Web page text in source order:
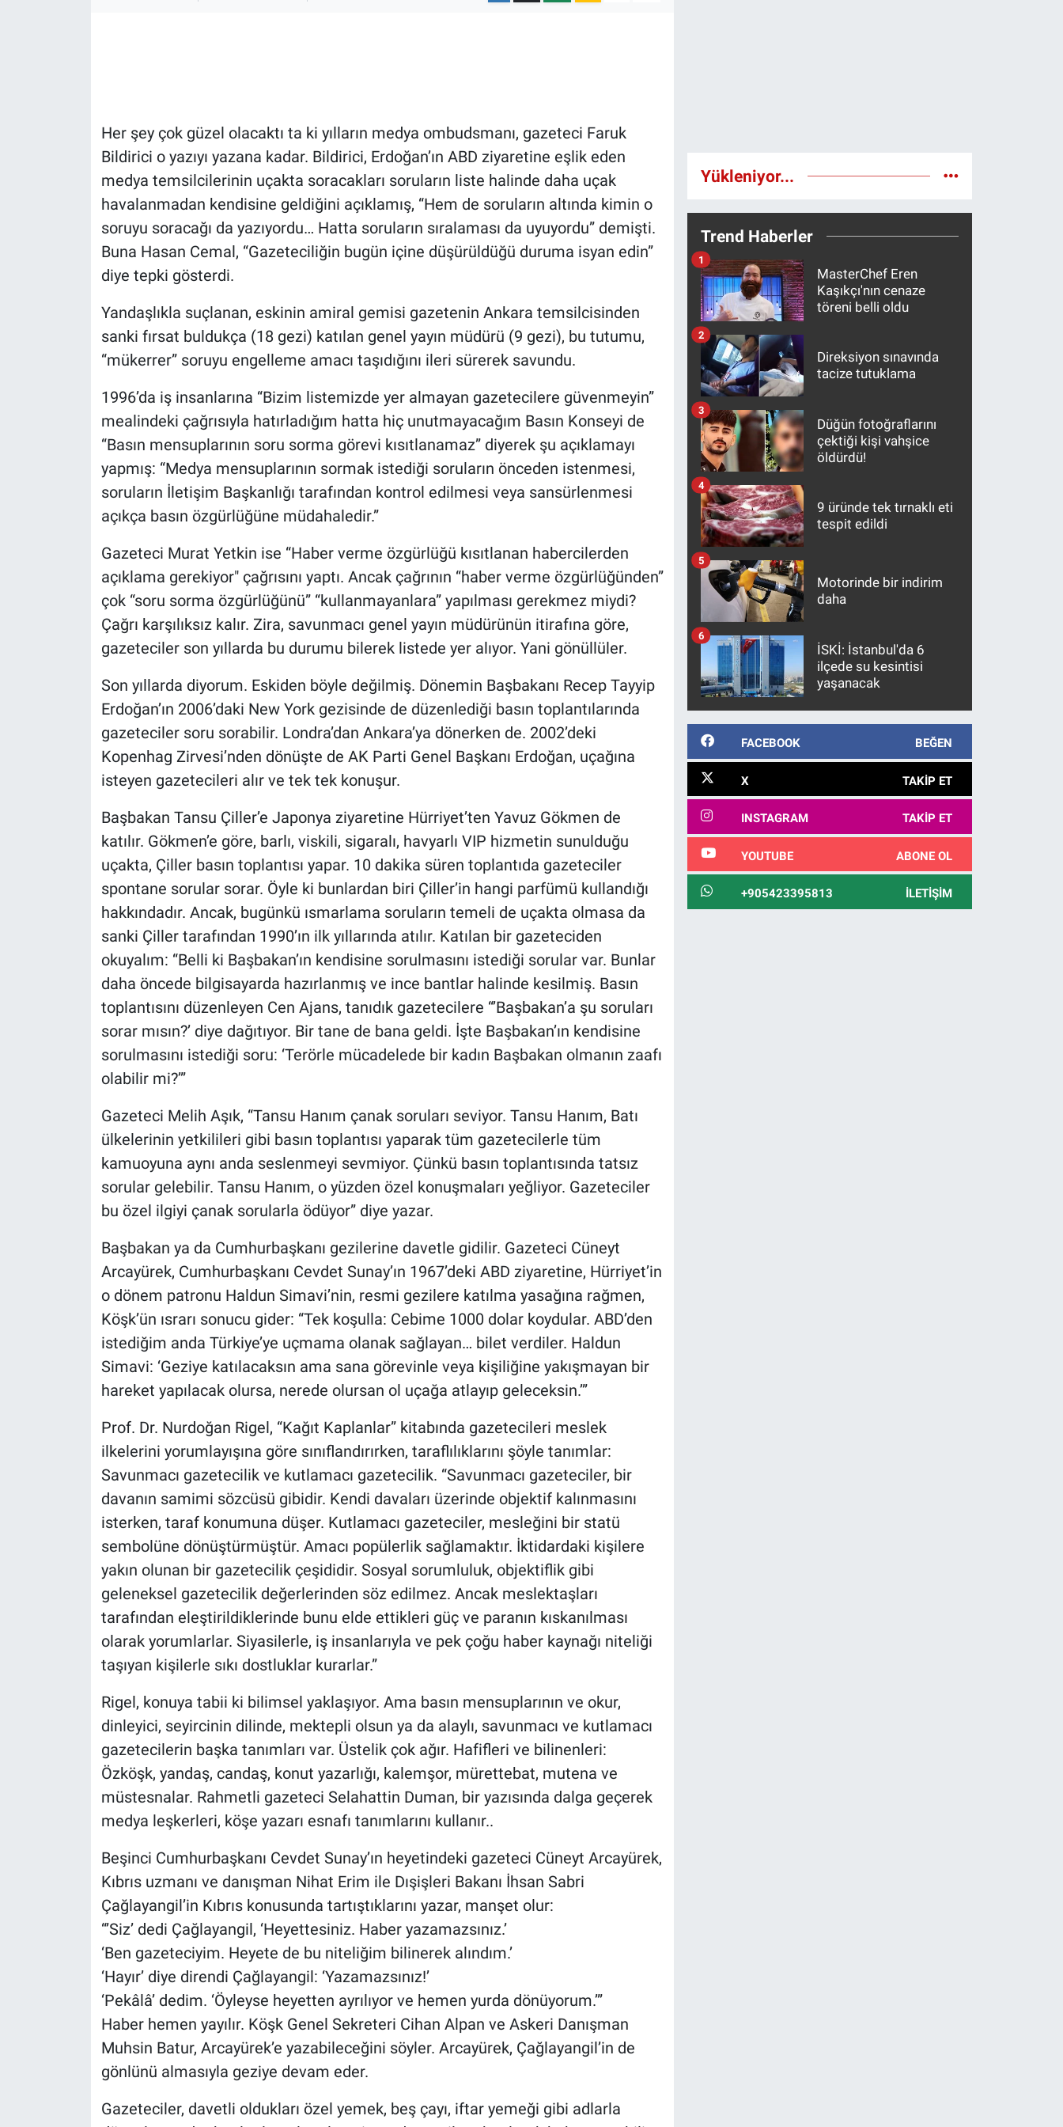
Her şey çok güzel olacaktı ta ki yılların medya ombudsmanı, gazeteci Faruk
Bildirici o yazıyı yazana kadar. Bildirici, Erdoğan’ın ABD ziyaretine eşlik eden
medya temsilcilerinin uçakta soracakları soruların liste halinde daha uçak
havalanmadan kendisine geldiğini açıklamış, “Hem de soruların altında kimin o
soruyu soracağı da yazıyordu… Hatta soruların sıralaması da uyuyordu” demişti.
Buna Hasan Cemal, “Gazeteciliğin bugün içine düşürüldüğü duruma isyan edin”
diye tepki gösterdi.
Yandaşlıkla suçlanan, eskinin amiral gemisi gazetenin Ankara temsilcisinden
sanki fırsat buldukça (18 gezi) katılan genel yayın müdürü (9 gezi), bu tutumu,
“mükerrer” soruyu engelleme amacı taşıdığını ileri sürerek savundu.
1996’da iş insanlarına “Bizim listemizde yer almayan gazetecilere güvenmeyin”
mealindeki çağrısıyla hatırladığım hatta hiç unutmayacağım Basın Konseyi de
“Basın mensuplarının soru sorma görevi kısıtlanamaz” diyerek şu açıklamayı
yapmış: “Medya mensuplarının sormak istediği soruların önceden istenmesi,
soruların İletişim Başkanlığı tarafından kontrol edilmesi veya sansürlenmesi
açıkça basın özgürlüğüne müdahaledir.”
Gazeteci Murat Yetkin ise “Haber verme özgürlüğü kısıtlanan habercilerden
açıklama gerekiyor" çağrısını yaptı. Ancak çağrının “haber verme özgürlüğünden”
çok “soru sorma özgürlüğünü” “kullanmayanlara” yapılması gerekmez miydi?
Çağrı karşılıksız kalır. Zira, savunmacı genel yayın müdürünün itirafına göre,
gazeteciler son yıllarda bu durumu bilerek listede yer alıyor. Yani gönüllüler.
Son yıllarda diyorum. Eskiden böyle değilmiş. Dönemin Başbakanı Recep Tayyip
Erdoğan’ın 2006’daki New York gezisinde de düzenlediği basın toplantılarında
gazeteciler soru sorabilir. Londra’dan Ankara’ya dönerken de. 2002’deki
Kopenhag Zirvesi’nden dönüşte de AK Parti Genel Başkanı Erdoğan, uçağına
isteyen gazetecileri alır ve tek tek konuşur.
Başbakan Tansu Çiller’e Japonya ziyaretine Hürriyet’ten Yavuz Gökmen de
katılır. Gökmen’e göre, barlı, viskili, sigaralı, havyarlı VIP hizmetin sunulduğu
uçakta, Çiller basın toplantısı yapar. 10 dakika süren toplantıda gazeteciler
spontane sorular sorar. Öyle ki bunlardan biri Çiller’in hangi parfümü kullandığı
hakkındadır. Ancak, bugünkü ısmarlama soruların temeli de uçakta olmasa da
sanki Çiller tarafından 1990’ın ilk yıllarında atılır. Katılan bir gazeteciden
okuyalım: “Belli ki Başbakan’ın kendisine sorulmasını istediği sorular var. Bunlar
daha öncede bilgisayarda hazırlanmış ve ince bantlar halinde kesilmiş. Basın
toplantısını düzenleyen Cen Ajans, tanıdık gazetecilere “’Başbakan’a şu soruları
sorar mısın?’ diye dağıtıyor. Bir tane de bana geldi. İşte Başbakan’ın kendisine
sorulmasını istediği soru: ‘Terörle mücadelede bir kadın Başbakan olmanın zaafı
olabilir mi?’”
Gazeteci Melih Aşık, “Tansu Hanım çanak soruları seviyor. Tansu Hanım, Batı
ülkelerinin yetkilileri gibi basın toplantısı yaparak tüm gazetecilerle tüm
kamuoyuna aynı anda seslenmeyi sevmiyor. Çünkü basın toplantısında tatsız
sorular gelebilir. Tansu Hanım, o yüzden özel konuşmaları yeğliyor. Gazeteciler
bu özel ilgiyi çanak sorularla ödüyor” diye yazar.
Başbakan ya da Cumhurbaşkanı gezilerine davetle gidilir. Gazeteci Cüneyt
Arcayürek, Cumhurbaşkanı Cevdet Sunay’ın 1967’deki ABD ziyaretine, Hürriyet’in
o dönem patronu Haldun Simavi’nin, resmi gezilere katılma yasağına rağmen,
Köşk’ün ısrarı sonucu gider: “Tek koşulla: Cebime 1000 dolar koydular. ABD’den
istediğim anda Türkiye’ye uçmama olanak sağlayan… bilet verdiler. Haldun
Simavi: ‘Geziye katılacaksın ama sana görevinle veya kişiliğine yakışmayan bir
hareket yapılacak olursa, nerede olursan ol uçağa atlayıp geleceksin.’”
Prof. Dr. Nurdoğan Rigel, “Kağıt Kaplanlar” kitabında gazetecileri meslek
ilkelerini yorumlayışına göre sınıflandırırken, taraflılıklarını şöyle tanımlar:
Savunmacı gazetecilik ve kutlamacı gazetecilik. “Savunmacı gazeteciler, bir
davanın samimi sözcüsü gibidir. Kendi davaları üzerinde objektif kalınmasını
isterken, taraf konumuna düşer. Kutlamacı gazeteciler, mesleğini bir statü
sembolüne dönüştürmüştür. Amacı popülerlik sağlamaktır. İktidardaki kişilere
yakın olunan bir gazetecilik çeşididir. Sosyal sorumluluk, objektiflik gibi
geleneksel gazetecilik değerlerinden söz edilmez. Ancak meslektaşları
tarafından eleştirildiklerinde bunu elde ettikleri güç ve paranın kıskanılması
olarak yorumlarlar. Siyasilerle, iş insanlarıyla ve pek çoğu haber kaynağı niteliği
taşıyan kişilerle sıkı dostluklar kurarlar.”
Rigel, konuya tabii ki bilimsel yaklaşıyor. Ama basın mensuplarının ve okur,
dinleyici, seyircinin dilinde, mektepli olsun ya da alaylı, savunmacı ve kutlamacı
gazetecilerin başka tanımları var. Üstelik çok ağır. Hafifleri ve bilinenleri:
Özköşk, yandaş, candaş, konut yazarlığı, kalemşor, mürettebat, mutena ve
müstesnalar. Rahmetli gazeteci Selahattin Duman, bir yazısında dalga geçerek
medya leşkerleri, köşe yazarı esnafı tanımlarını kullanır..
Beşinci Cumhurbaşkanı Cevdet Sunay’ın heyetindeki gazeteci Cüneyt Arcayürek,
Kıbrıs uzmanı ve danışman Nihat Erim ile Dışişleri Bakanı İhsan Sabri
Çağlayangil’in Kıbrıs konusunda tartıştıklarını yazar, manşet olur:
“’Siz’ dedi Çağlayangil, ‘Heyettesiniz. Haber yazamazsınız.’
‘Ben gazeteciyim. Heyete de bu niteliğim bilinerek alındım.’
‘Hayır’ diye direndi Çağlayangil: ‘Yazamazsınız!’
‘Pekâlâ’ dedim. ‘Öyleyse heyetten ayrılıyor ve hemen yurda dönüyorum.’”
Haber hemen yayılır. Köşk Genel Sekreteri Cihan Alpan ve Askeri Danışman
Muhsin Batur, Arcayürek’e yazabileceğini söyler. Arcayürek, Çağlayangil’in de
gönlünü almasıyla geziye devam eder.
Gazeteciler, davetli oldukları özel yemek, beş çayı, iftar yemeği gibi adlarla
Yükleniyor...
Trend Haberler
MasterChef Eren
Kaşıkçı'nın cenaze
töreni belli oldu
1
Direksiyon sınavında
tacize tutuklama
2
Düğün fotoğraflarını
çektiği kişi vahşice
öldürdü!
3
9 üründe tek tırnaklı eti
tespit edildi
4
Motorinde bir indirim
daha
5
İSKİ: İstanbul'da 6
ilçede su kesintisi
yaşanacak
6
FACEBOOK BEĞEN
X TAKIP ET
INSTAGRAM TAKIP ET
YOUTUBE ABONE OL
+905423395813 İLETIŞIM
Koronavirüs
Kültür Sanat
Ne demişti
Programlar
Türkiye'nin Geleceği
Türkiye'nin Gündemi
Yerel Gündem
Canlı Yayın